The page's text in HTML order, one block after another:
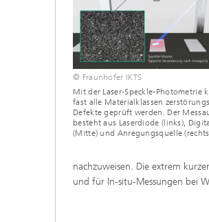
© Fraunhofer IKTS
Mit der Laser-Speckle-Photometrie
fast alle Materialklassen
Defekte geprüft werden. Der
besteht aus Laserdiode (links),
(Mitte) und Anregungsquelle
nachzuweisen. Die extrem
und für In-situ-Messungen bei